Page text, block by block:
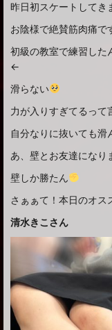
昨日初スケートしてき
お陰様で絶賛筋肉痛で
初級の教室で練習した
←
滑らない
力が入りすぎてるっ
自分なりに抜いても滑
あ、壁とお友達になり
壁しか勝たん
さぁぁて！本日のオス
清水きこさん